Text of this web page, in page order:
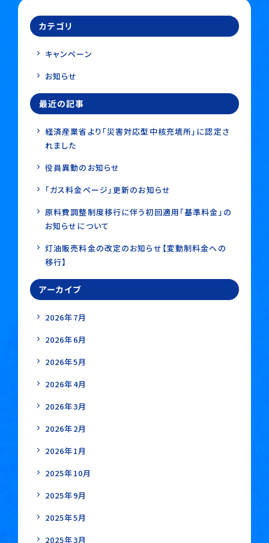
カテゴリ
キャンペーン
お知らせ
最近の記事
経済産業省より「災害対応型中核充填所」に認定さ
れました
役員異動のお知らせ
「ガス料金ページ」更新のお知らせ
原料費調整制度移行に伴う初回適用「基準料金」の
お知らせについて
灯油販売料金の改定のお知らせ【変動制料金への
移行】
アーカイブ
2026年7月
2026年6月
2026年5月
2026年4月
2026年3月
2026年2月
2026年1月
2025年10月
2025年9月
2025年5月
2025年3月